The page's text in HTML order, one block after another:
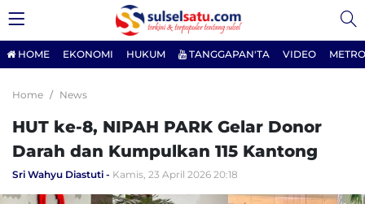
HOME EKONOMI HUKUM TANGGAPAN'TA VIDEO
Home News
HUT ke-8, NIPAH PARK Gelar Donor
Darah dan Kumpulkan 115 Kantong
Sri Wahyu Diastuti Kamis, 23 April 2026 20:18